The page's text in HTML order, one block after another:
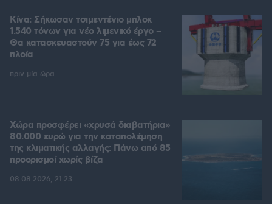
Κίνα: Σήκωσαν τσιμεντένιο μπλοκ
1.540 τόνων για νέο λιμενικό έργο –
Θα κατασκευαστούν 75 για έως 72
πλοία
πριν μία ώρα
Χώρα προσφέρει «χρυσά διαβατήρια»
80.000 ευρώ για την καταπολέμηση
της κλιματικής αλλαγής: Πάνω από 85
προορισμοί χωρίς βίζα
08.08.2026, 21:23